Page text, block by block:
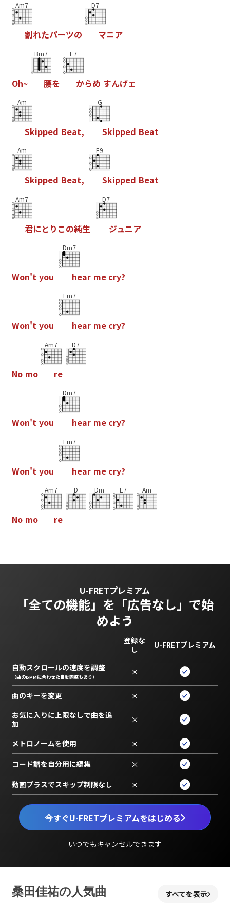
Am7
割れたパーツの
D7
マニア
Oh~
Bm7
腰を
E7
からめ すんげェ
Am
Skipped Beat,
G
Skipped Beat
Am
Skipped Beat,
E9
Skipped Beat
Am7
君にと り この純生
D7
ジュニア
Won't you
Dm7
hear me cry?
Won't you
Em7
hear me cry?
No mo
Am7
re
D7
Won't you
Dm7
hear me cry?
Won't you
Em7
hear me cry?
No mo
Am7
re
D Dm E7 Am
U-FRETプレミアム
「全ての機能」を 「広告なし」で始
めよう
今すぐU-FRETプレミアムをはじめる
いつでもキャンセルできます
登録な
し
U-FRETプレミアム
自動スクロールの速度を調整
（曲のBPMに合わせた自動調整もあり） ×
曲のキーを変更 ×
お気に入りに上限なしで曲を追
加
×
メトロノームを使用 ×
コード譜を自分用に編集 ×
動画プラスでスキップ制限なし ×
桑田佳祐の人気曲 すべてを表示